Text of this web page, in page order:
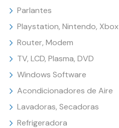
Parlantes
Playstation, Nintendo, Xbox
Router, Modem
TV, LCD, Plasma, DVD
Windows Software
Acondicionadores de Aire
Lavadoras, Secadoras
Refrigeradora